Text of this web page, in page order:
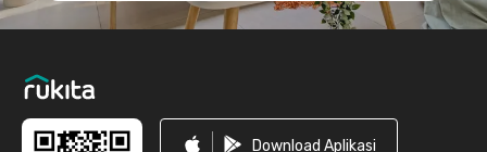
Download Aplikasi